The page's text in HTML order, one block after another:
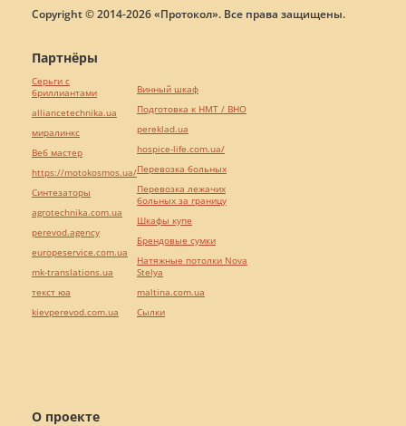
Copyright © 2014-2026 «Протокол». Все права защищены.
О проекте
Партнёры
Серьги с
бриллиантами
alliancetechnika.ua
миралинкс
Веб мастер
https://motokosmos.ua/
Синтезаторы
agrotechnika.com.ua
perevod.agency
europeservice.com.ua
mk-translations.ua
текст юа
kievperevod.com.ua
Винный шкаф
Подготовка к НМТ / ВНО
pereklad.ua
hospice-life.com.ua/
Перевозка больных
Перевозка лежачих
больных за границу
Шкафы купе
Брендовые сумки
Натяжные потолки Nova
Stelya
maltina.com.ua
Cылки